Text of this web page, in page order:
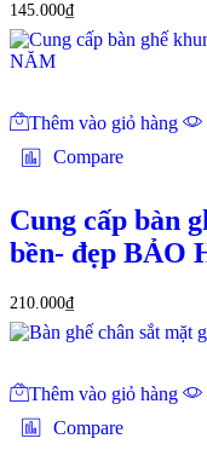
145.000₫
Thêm vào giỏ hàng
Compare
Cung cấp bàn
bền- đẹp BẢO
210.000₫
Thêm vào giỏ hàng
Compare